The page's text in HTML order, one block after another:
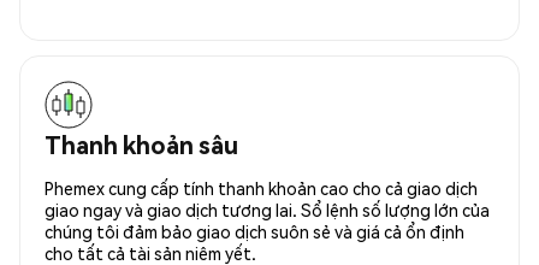
Thanh khoản sâu
Phemex cung cấp tính thanh khoản cao cho cả giao dịch
giao ngay và giao dịch tương lai. Sổ lệnh số lượng lớn của
chúng tôi đảm bảo giao dịch suôn sẻ và giá cả ổn định
cho tất cả tài sản niêm yết.